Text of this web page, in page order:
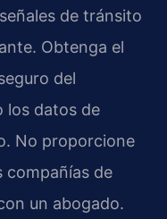
de tránsito
Obtenga el
del
los datos de
No proporcione
compañías de
un abogado.